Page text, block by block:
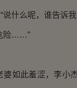
什么呢，谁告诉
险……”
此羞涩，李小杰